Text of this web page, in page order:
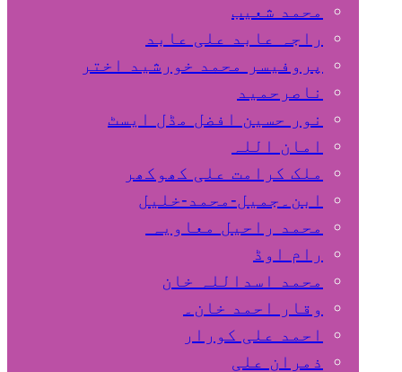
محمد شعیب
راجہ عابد علی عابد
پروفیسر محمد خورشید اختر
ناصرحمید
نور حسین افضل مڈل ایسٹ
امان اللہ
ملک کرامت علی کھوکھر
ابن۔جمیل-محمد-خلیل
محمد راحیل معاویہ
رام اوڈ
محمد اسداللہ خان
وقار احمد خان۔
احمد علی کورار
ذمران علی